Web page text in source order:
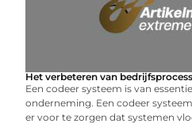
Het verbeteren van
Een codeer systeem is van
onderneming. Een codeer
er voor te zorgen dat systemen